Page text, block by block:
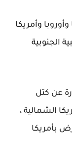
وأمريكا
الجنوبية
عن كتل
الشمالية ،
بأمريكا